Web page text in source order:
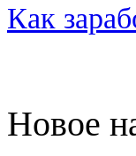
Как
Новое